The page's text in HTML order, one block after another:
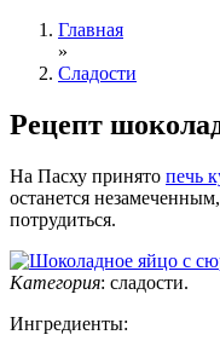
Главная
»
Сладости
Рецепт
На Пасху принято печь
останется
потрудиться.
Категория: сладости.
Ингредиенты: